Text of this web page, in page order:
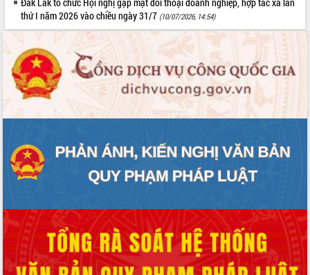
thứ I năm 2026 vào chiều ngày 31/7 (10/07/2026, 14:54)